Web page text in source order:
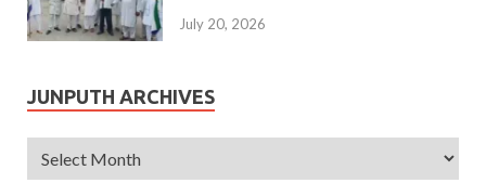
July 20, 2026
JUNPUTH ARCHIVES